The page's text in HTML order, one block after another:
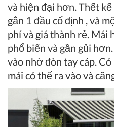
và hiện đại hơn. Thết kế
gắn 1 đầu cố định , và
phí và giá thành rẻ. Mái
phổ biến và gần gủi
vào nhờ đòn tay cáp.
mái có thể ra vào và